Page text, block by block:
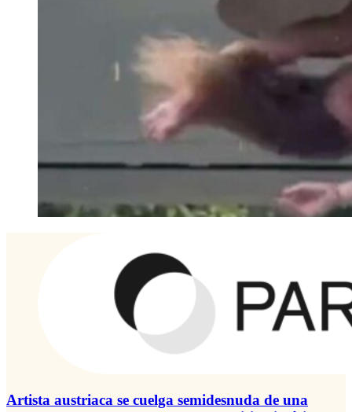
Artista austriaca se cuelga semidesnuda de una